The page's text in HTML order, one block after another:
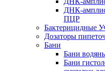
ДНК-
ПЦР
Бактерицидные
Дозаторы
Бани
Бани
Бани